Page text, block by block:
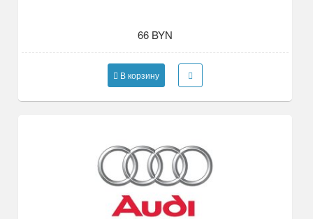
66 BYN
В корзину